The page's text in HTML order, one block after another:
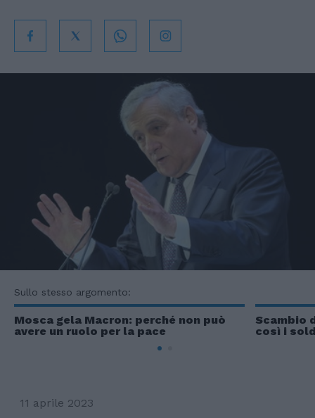
Sullo stesso argomento:
Mosca gela Macron: perché non può
avere un ruolo per la pace
Scambio
così i
11 aprile 2023